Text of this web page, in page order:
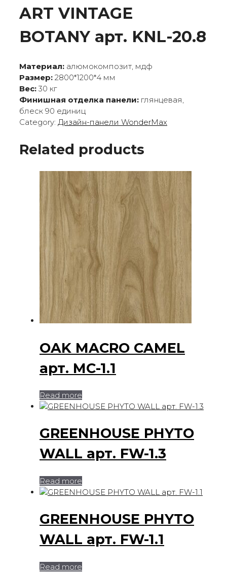
ART VINTAGE
BOTANY арт. KNL-20.8
Материал: алюмокомпозит, мдф
Размер: 2800*1200*4 мм
Вес: 30 кг
Финишная отделка панели: глянцевая,
блеск 90 единиц
Category: Дизайн-панели WonderMax
Related products
OAK MACRO CAMEL
арт. MC-1.1
Read more
GREENHOUSE PHYTO
WALL арт. FW-1.3
Read more
GREENHOUSE PHYTO
WALL арт. FW-1.1
Read more